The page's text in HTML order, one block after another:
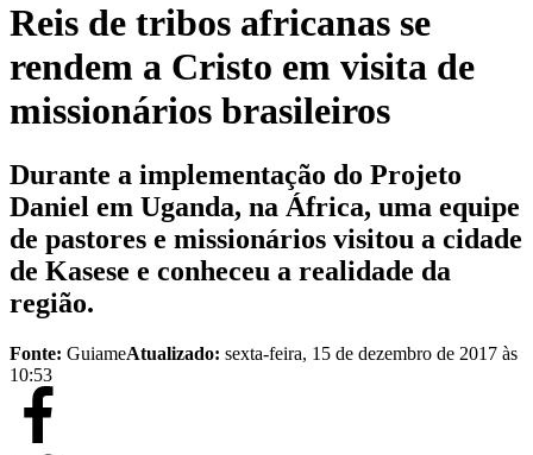
Reis de tribos africanas se
rendem a Cristo em visita de
missionários brasileiros
Durante a implementação do Projeto
Daniel em Uganda, na África, uma equipe
de pastores e missionários visitou a cidade
de Kasese e conheceu a realidade da
região.
Fonte: GuiameAtualizado: sexta-feira, 15 de dezembro de 2017 às
10:53